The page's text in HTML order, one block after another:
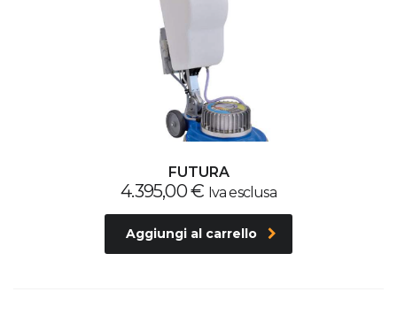
FUTURA
4.395,00€ Iva esclusa
Aggiungi al carrello